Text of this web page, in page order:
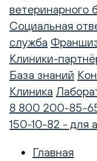
ветеринарного
Социальная
служба
Клиники-
База знаний
Клиника
8 800 200-85-
150-10-82 - для
Главная